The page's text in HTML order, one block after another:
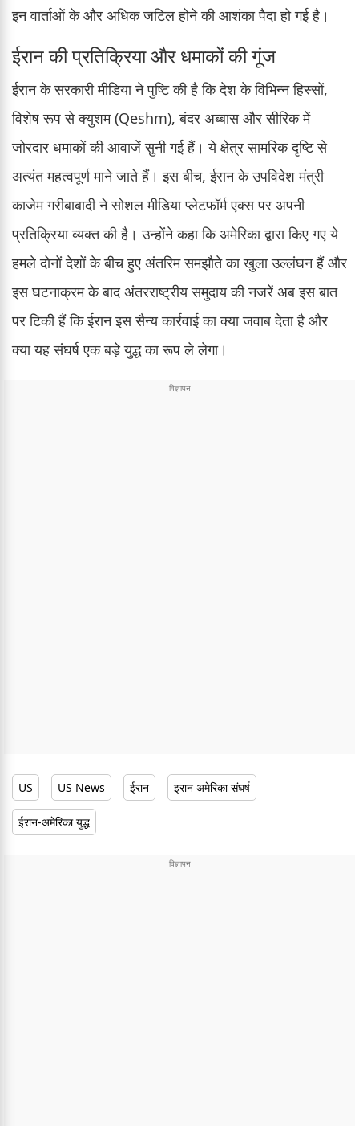
इन वार्ताओं के और अधिक जटिल होने की आशंका पैदा हो गई है।
ईरान की प्रतिक्रिया और धमाकों की गूंज
ईरान के सरकारी मीडिया ने पुष्टि की है कि देश के विभिन्न हिस्सों,
विशेष रूप से क्युशम (Qeshm), बंदर अब्बास और सीरिक में
जोरदार धमाकों की आवाजें सुनी गई हैं। ये क्षेत्र सामरिक दृष्टि से
अत्यंत महत्वपूर्ण माने जाते हैं। इस बीच, ईरान के उपविदेश मंत्री
काजेम गरीबाबादी ने सोशल मीडिया प्लेटफॉर्म एक्स पर अपनी
प्रतिक्रिया व्यक्त की है। उन्होंने कहा कि अमेरिका द्वारा किए गए ये
हमले दोनों देशों के बीच हुए अंतरिम समझौते का खुला उल्लंघन हैं और
इस घटनाक्रम के बाद अंतरराष्ट्रीय समुदाय की नजरें अब इस बात
पर टिकी हैं कि ईरान इस सैन्य कार्रवाई का क्या जवाब देता है और
क्या यह संघर्ष एक बड़े युद्ध का रूप ले लेगा।
US US News ईरान इरान अमेरिका संघर्ष
ईरान-अमेरिका युद्ध